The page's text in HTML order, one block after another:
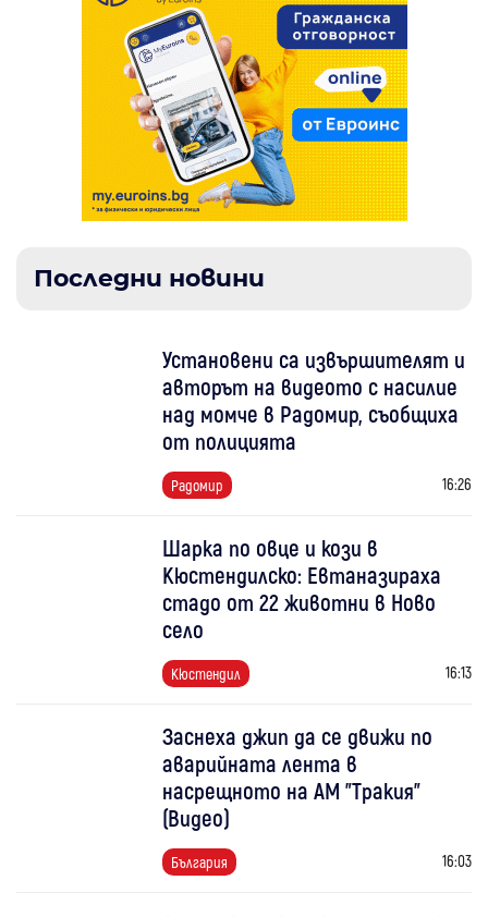
Последни новини
Установени са извършителят и
авторът на видеото с насилие
над момче в Радомир, съобщиха
от полицията
Радомир 16:26
Шарка по овце и кози в
Кюстендилско: Евтаназираха
стадо от 22 животни в Ново
село
Кюстендил 16:13
Заснеха джип да се движи по
аварийната лента в
насрещното на АМ "Тракия"
(Видео)
България 16:03